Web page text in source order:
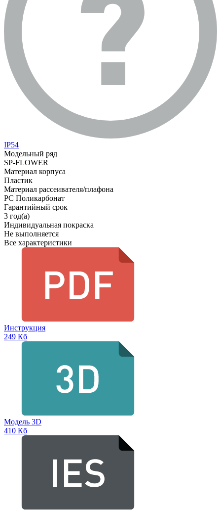
IP54
Модельный ряд
SP-FLOWER
Материал корпуса
Пластик
Материал рассеивателя/плафона
PC Поликарбонат
Гарантийный срок
3 год(а)
Индивидуальная покраска
Не выполняется
Все характеристики
Инструкция
249 Кб
Модель 3D
410 Кб